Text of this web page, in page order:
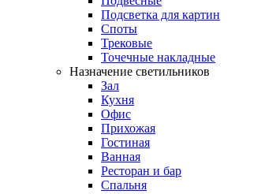
Подсветка для картин
Споты
Трековые
Точечные накладные
Назначение светильников
Зал
Кухня
Офис
Прихожая
Гостиная
Ванная
Ресторан и бар
Спальня